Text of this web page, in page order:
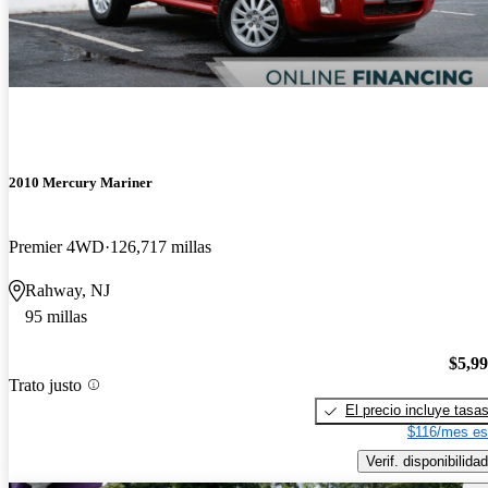
2010 Mercury Mariner
Premier 4WD 126,717 millas
Rahway, NJ
95 millas
Trato justo
El precio incluye tasas
$116/mes
Verif. disponibilidad